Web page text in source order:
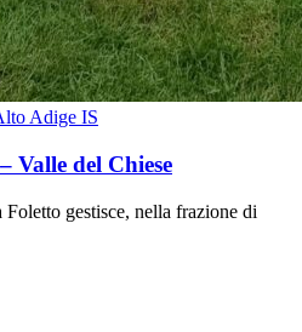
Adige IS
Valle del Chiese
gestisce, nella frazione di